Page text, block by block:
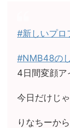
#新しいプロ
#NMB48の
4日間変顔ア
今日だけじ
りなちーか